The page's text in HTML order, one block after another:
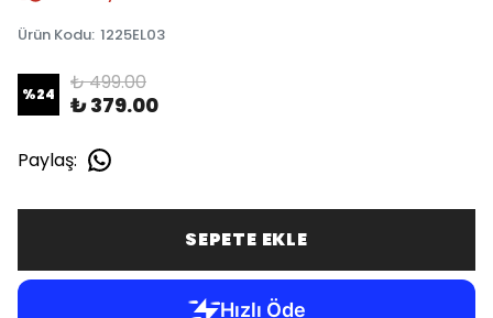
Ürün Kodu: 1225EL03
%24 ₺ 499.00
₺ 379.00
Paylaş:
SEPETE EKLE